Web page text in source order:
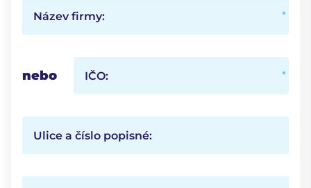
Název firmy:
nebo IČO:
Ulice a číslo popisné: